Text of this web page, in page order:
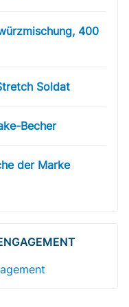
400
Soldat
Becher
der Marke